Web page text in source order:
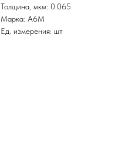
Толщина, мкм: 0.065
Марка: А6М
Ед. измерения: шт